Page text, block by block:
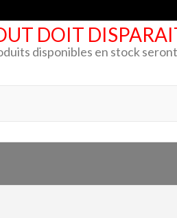
DOIT
disponibles en stock